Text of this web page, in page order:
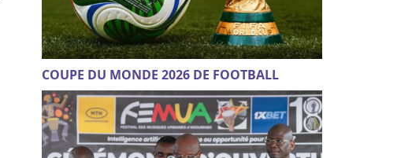
COUPE DU MONDE 2026 DE FOOTBALL